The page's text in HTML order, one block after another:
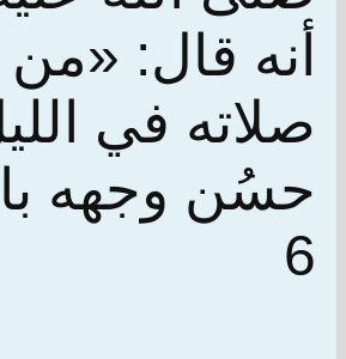
أنه قال:
صلاته في
حسُن وجهه
6